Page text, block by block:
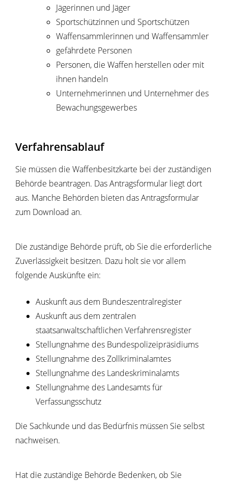
Jägerinnen und Jäger
Sportschützinnen und Sportschützen
Waffensammlerinnen und Waffensammler
gefährdete Personen
Personen, die Waffen herstellen oder mit
ihnen handeln
Unternehmerinnen und Unternehmer des
Bewachungsgewerbes
Verfahrensablauf
Sie müssen die Waffenbesitzkarte bei der zuständigen
Behörde beantragen. Das Antragsformular liegt dort
aus. Manche Behörden bieten das Antragsformular
zum Download an.
Die zuständige Behörde prüft, ob Sie die erforderliche
Zuverlässigkeit besitzen. Dazu holt sie vor allem
folgende Auskünfte ein:
Auskunft aus dem Bundeszentralregister
Auskunft aus dem zentralen
staatsanwaltschaftlichen Verfahrensregister
Stellungnahme des Bundespolizeipräsidiums
Stellungnahme des Zollkriminalamtes
Stellungnahme des Landeskriminalamts
Stellungnahme des Landesamts für
Verfassungsschutz
Die Sachkunde und das Bedürfnis müssen Sie selbst
nachweisen.
Hat die zuständige Behörde Bedenken, ob Sie